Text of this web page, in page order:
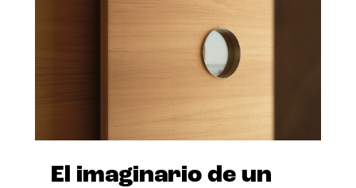
El imaginario de un